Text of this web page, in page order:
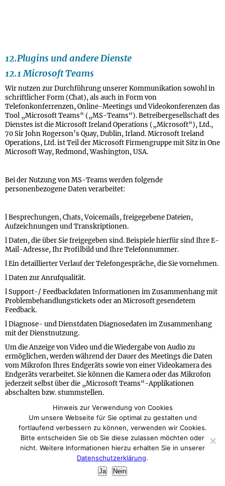
12.Plugins und andere Dienste
12.1 Microsoft Teams
Wir nutzen zur Durchführung unserer Kommunikation sowohl in
schriftlicher Form (Chat), als auch in Form von
Telefonkonferrenzen, Online-Meetings und Videokonferenzen das
Tool „Microsoft Teams“ („MS-Teams“). Betreibergesellschaft des
Dienstes ist die Microsoft Ireland Operations („Microsoft“), Ltd.,
70 Sir John Rogerson’s Quay, Dublin, Irland. Microsoft Ireland
Operations, Ltd. ist Teil der Microsoft Firmengruppe mit Sitz in One
Microsoft Way, Redmond, Washington, USA.
Bei der Nutzung von MS-Teams werden folgende
personenbezogene Daten verarbeitet:
l Besprechungen, Chats, Voicemails, freigegebene Dateien,
Aufzeichnungen und Transkriptionen.
l Daten, die über Sie freigegeben sind. Beispiele hierfür sind Ihre E-
Mail-Adresse, Ihr Profilbild und Ihre Telefonnummer.
l Ein detaillierter Verlauf der Telefongespräche, die Sie vornehmen.
l Daten zur Anrufqualität.
l Support-/ Feedbackdaten Informationen im Zusammenhang mit
Problembehandlungstickets oder an Microsoft gesendetem
Feedback.
l Diagnose- und Dienstdaten Diagnosedaten im Zusammenhang
mit der Dienstnutzung.
Um die Anzeige von Video und die Wiedergabe von Audio zu
ermöglichen, werden während der Dauer des Meetings die Daten
vom Mikrofon Ihres Endgeräts sowie von einer Videokamera des
Endgeräts verarbeitet. Sie können die Kamera oder das Mikrofon
jederzeit selbst über die „Microsoft Teams“-Applikationen
abschalten bzw. stummstellen.
Sofern eine entsprechende Einwilligung abgefragt wurde, erfolgt
die Verarbeitung ausschließlich auf Grundlage von Art. 6 Abs. 1 lit.
a) DS-GVO. Im Rahmen eines Beschäftigtenverhältnisses erfolgt
eine entsprechende Datenverarbeitung auf Grundlage des § 26
BDSG. Die Rechtsgrundlage für den Einsatz von „MS Teams“ im
Rahmen von Vertragsbeziehungen ist Art. 6 Abs. 1 lit. b) DS-GVO.
In allen übrigen Fällen ist die Rechtsgrundlage für die Verarbeitung
Hinweis zur Verwendung von Cookies
Um unsere Webseite für Sie optimal zu gestalten und
fortlaufend verbessern zu können, verwenden wir Cookies.
Bitte entscheiden Sie ob Sie diese zulassen möchten oder
nicht. Weitere Informationen hierzu erhalten Sie in unserer
Datenschutzerklärung.
Ja Nein